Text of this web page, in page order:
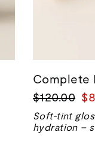
Complete
Precio
normal
$120.00
de
Soft-tint
hydration –